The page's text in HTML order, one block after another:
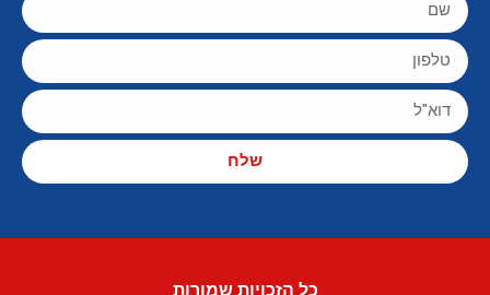
שלח
כל הזכויות שמורות